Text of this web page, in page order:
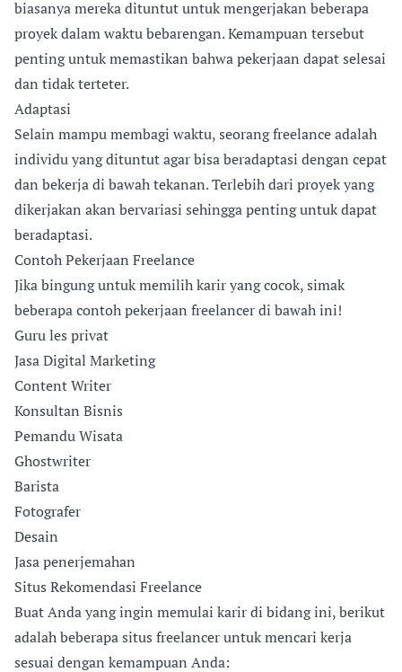
biasanya mereka dituntut untuk mengerjakan beberapa
proyek dalam waktu bebarengan. Kemampuan tersebut
penting untuk memastikan bahwa pekerjaan dapat selesai
dan tidak terteter.
Adaptasi
Selain mampu membagi waktu, seorang freelance adalah
individu yang dituntut agar bisa beradaptasi dengan cepat
dan bekerja di bawah tekanan. Terlebih dari proyek yang
dikerjakan akan bervariasi sehingga penting untuk dapat
beradaptasi.
Contoh Pekerjaan Freelance
Jika bingung untuk memilih karir yang cocok, simak
beberapa contoh pekerjaan freelancer di bawah ini!
Guru les privat
Jasa Digital Marketing
Content Writer
Konsultan Bisnis
Pemandu Wisata
Ghostwriter
Barista
Fotografer
Desain
Jasa penerjemahan
Situs Rekomendasi Freelance
Buat Anda yang ingin memulai karir di bidang ini, berikut
adalah beberapa situs freelancer untuk mencari kerja
sesuai dengan kemampuan Anda: